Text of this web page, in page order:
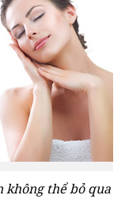
không thể bỏ qua